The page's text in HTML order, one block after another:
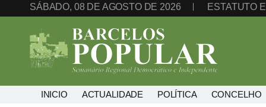
SÁBADO, 08 DE AGOSTO DE 2026 ESTATUTO
INICIO ACTUALIDADE POLÍTICA CONCELHO